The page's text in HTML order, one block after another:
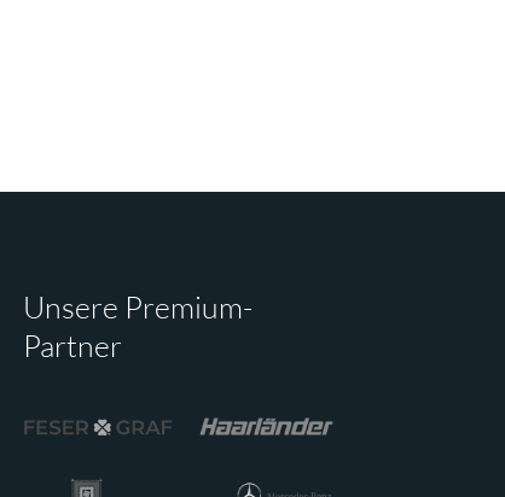
Unsere Premium-
Partner